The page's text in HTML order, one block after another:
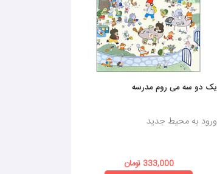
یک دو سه می روم مدرسه
ورود به محیط جدید
333,000 تومان